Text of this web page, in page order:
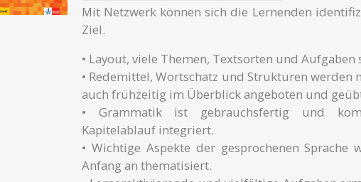
Mit Netzwerk können sich die Lernenden
Ziel.
• Layout, viele Themen, Textsorten und
• Redemittel, Wortschatz und Strukturen
auch frühzeitig im Überblick angeboten und
• Grammatik ist gebrauchsfertig und
Kapitelablauf integriert.
• Wichtige Aspekte der gesprochenen Sprache
Anfang an thematisiert.